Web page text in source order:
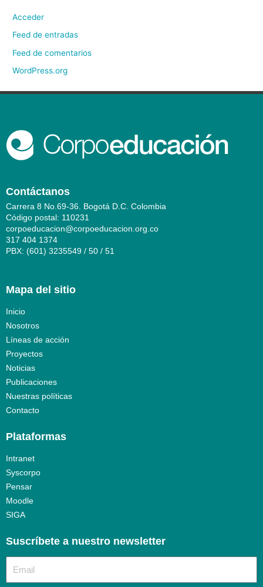
Acceder
Feed de entradas
Feed de comentarios
WordPress.org
Contáctanos
Carrera 8 No.69-36. Bogotá D.C. Colombia
Código postal: 110231
corpoeducacion@corpoeducacion.org.co
317 404 1374
PBX: (601) 3235549 / 50 / 51
Mapa del sitio
Inicio
Nosotros
Líneas de acción
Proyectos
Noticias
Publicaciones
Nuestras políticas
Contacto
Plataformas
Intranet
Syscorpo
Pensar
Moodle
SIGA
Suscríbete a nuestro newsletter​